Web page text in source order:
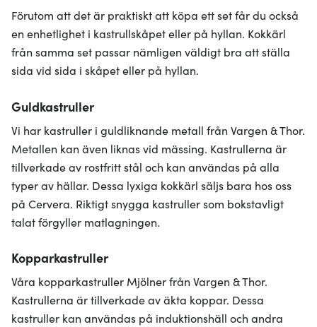
Förutom att det är praktiskt att köpa ett set får du också
en enhetlighet i kastrullskåpet eller på hyllan. Kokkärl
från samma set passar nämligen väldigt bra att ställa
sida vid sida i skåpet eller på hyllan.
Guldkastruller
Vi har kastruller i guldliknande metall från Vargen & Thor.
Metallen kan även liknas vid mässing. Kastrullerna är
tillverkade av rostfritt stål och kan användas på alla
typer av hällar. Dessa lyxiga kokkärl säljs bara hos oss
på Cervera. Riktigt snygga kastruller som bokstavligt
talat förgyller matlagningen.
Kopparkastruller
Våra kopparkastruller Mjölner från Vargen & Thor.
Kastrullerna är tillverkade av äkta koppar. Dessa
kastruller kan användas på induktionshäll och andra